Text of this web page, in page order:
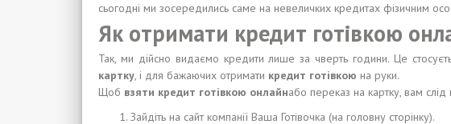
сьогодні ми зосередились саме на невеличких кредитах фізичним
Як отримати кредит готівкою
Так, ми дійсно видаємо кредити лише за чверть години. Це
картку, і для бажаючих отримати кредит готівкою на руки.
Щоб взяти кредит готівкою онлайнабо переказ на картку, вам слід
Зайдіть на сайт компанії Ваша Готівочка (на головну сторінку).